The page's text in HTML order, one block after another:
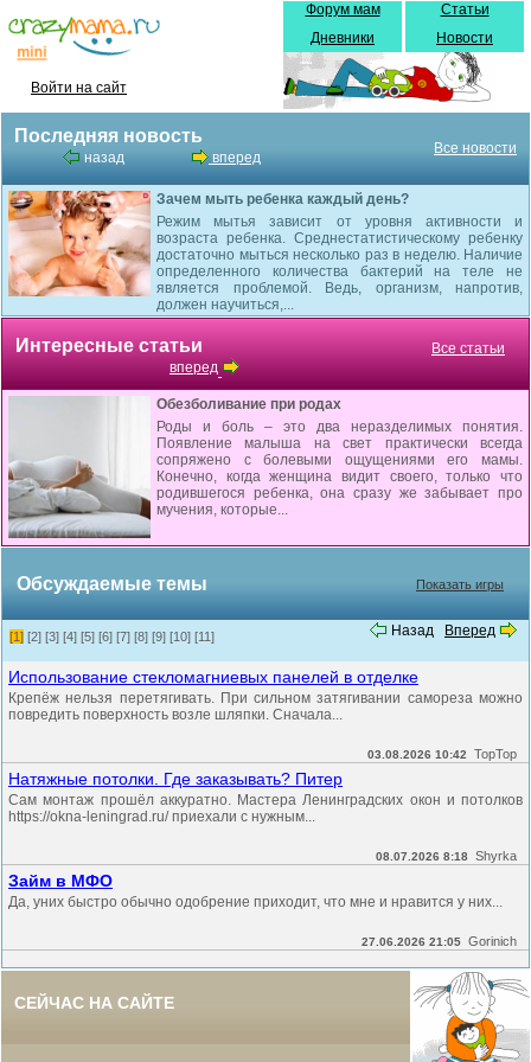
Войти на сайт
Форум мам
Дневники
Статьи
Новости
Последняя новость
назад вперед
Все новости
Зачем мыть ребенка каждый день?
Режим мытья зависит от уровня активности и
возраста ребенка. Среднестатистическому ребенку
достаточно мыться несколько раз в неделю. Наличие
определенного количества бактерий на теле не
является проблемой. Ведь, организм, напротив,
должен научиться,...
Интересные статьи
вперед
Все статьи
Обезболивание при родах
Роды и боль – это два неразделимых понятия.
Появление малыша на свет практически всегда
сопряжено с болевыми ощущениями его мамы.
Конечно, когда женщина видит своего, только что
родившегося ребенка, она сразу же забывает про
мучения, которые...
Обсуждаемые темы Показать игры
Назад Вперед
[1] [2] [3] [4] [5] [6] [7] [8] [9] [10] [11]
Использование стекломагниевых панелей в отделке
Крепёж нельзя перетягивать. При сильном затягивании самореза можно
повредить поверхность возле шляпки. Сначала...
03.08.2026 10:42 TopTop
Натяжные потолки. Где заказывать? Питер
Сам монтаж прошёл аккуратно. Мастера Ленинградских окон и потолков
https://okna-leningrad.ru/ приехали с нужным...
08.07.2026 8:18 Shyrka
Займ в МФО
Да, уних быстро обычно одобрение приходит, что мне и нравится у них...
27.06.2026 21:05 Gorinich
СЕЙЧАС НА САЙТЕ